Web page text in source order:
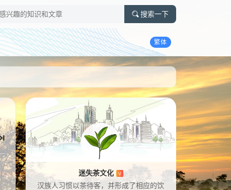
搜索一下
繁体
迷失茶文化 V
汉族人习惯以茶待客，并形成了相应的饮